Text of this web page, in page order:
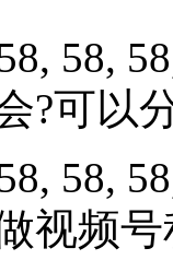
58,
?可以
58,
视频